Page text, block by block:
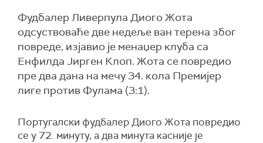
Фудбалер Ливерпула Диого Жота
одсуствоваће две недеље ван терена због
повреде, изјавио је менаџер клуба са
Енфилда Јирген Клоп. Жота се повредио
пре два дана на мечу 34. кола Премијер
лиге против Фулама (3:1).
Португалски фудбалер Диого Жота повредио
се у 72. минуту, а два минута касније је